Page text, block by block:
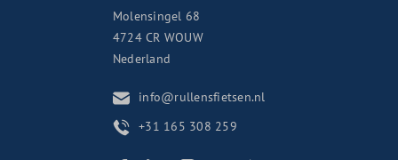
Molensingel 68
4724 CR WOUW
Nederland
info@rullensfietsen.nl
+31 165 308 259